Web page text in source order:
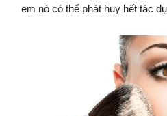
em nó có thể phát huy hết tác